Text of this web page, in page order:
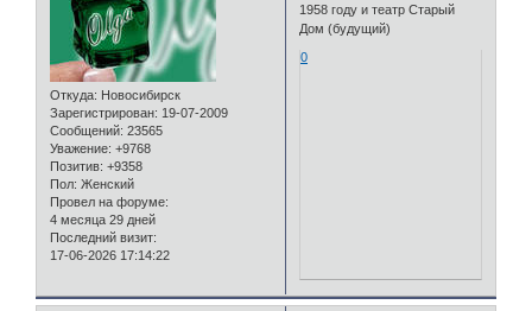
Откуда: Новосибирск
Зарегистрирован: 19-07-2009
Сообщений: 23565
Уважение: +9768
Позитив: +9358
Пол: Женский
Провел на форуме:
4 месяца 29 дней
Последний визит:
17-06-2026 17:14:22
1958 году и театр Старый
Дом (будущий)
0